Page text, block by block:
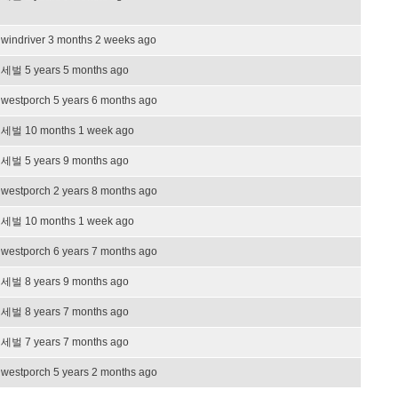
windriver 3 months 2 weeks ago
세벌 5 years 5 months ago
westporch 5 years 6 months ago
세벌 10 months 1 week ago
세벌 5 years 9 months ago
westporch 2 years 8 months ago
세벌 10 months 1 week ago
westporch 6 years 7 months ago
세벌 8 years 9 months ago
세벌 8 years 7 months ago
세벌 7 years 7 months ago
westporch 5 years 2 months ago